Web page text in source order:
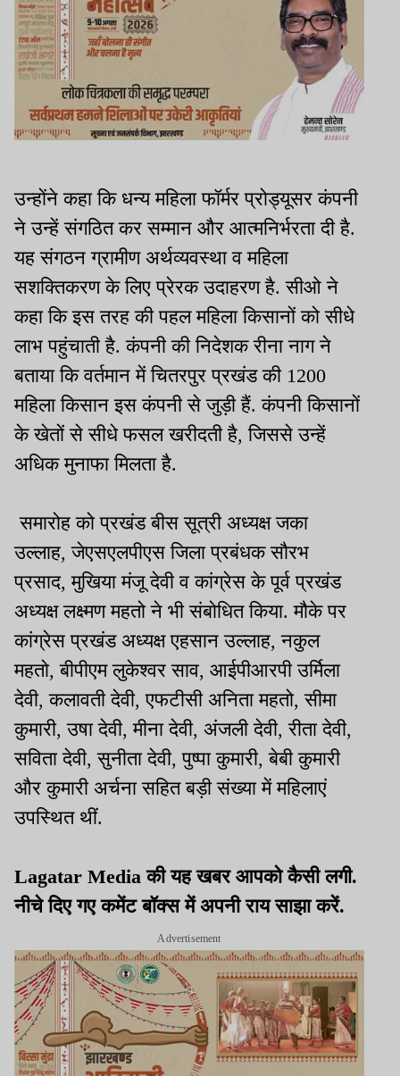
उन्होंने कहा कि धन्य महिला फॉर्मर प्रोड्यूसर कंपनी
ने उन्हें संगठित कर सम्मान और आत्मनिर्भरता दी है.
यह संगठन ग्रामीण अर्थव्यवस्था व महिला
सशक्तिकरण के लिए प्रेरक उदाहरण है. सीओ ने
कहा कि इस तरह की पहल महिला किसानों को सीधे
लाभ पहुंचाती है. कंपनी की निदेशक रीना नाग ने
बताया कि वर्तमान में चितरपुर प्रखंड की 1200
महिला किसान इस कंपनी से जुड़ी हैं. कंपनी किसानों
के खेतों से सीधे फसल खरीदती है, जिससे उन्हें
अधिक मुनाफा मिलता है.
समारोह को प्रखंड बीस सूत्री अध्यक्ष जका
उल्लाह, जेएसएलपीएस जिला प्रबंधक सौरभ
प्रसाद, मुखिया मंजू देवी व कांग्रेस के पूर्व प्रखंड
अध्यक्ष लक्ष्मण महतो ने भी संबोधित किया. मौके पर
कांग्रेस प्रखंड अध्यक्ष एहसान उल्लाह, नकुल
महतो, बीपीएम लुकेश्वर साव, आईपीआरपी उर्मिला
देवी, कलावती देवी, एफटीसी अनिता महतो, सीमा
कुमारी, उषा देवी, मीना देवी, अंजली देवी, रीता देवी,
सविता देवी, सुनीता देवी, पुष्पा कुमारी, बेबी कुमारी
और कुमारी अर्चना सहित बड़ी संख्या में महिलाएं
उपस्थित थीं.
Lagatar Media की यह खबर आपको कैसी लगी.
नीचे दिए गए कमेंट बॉक्स में अपनी राय साझा करें.
Advertisement